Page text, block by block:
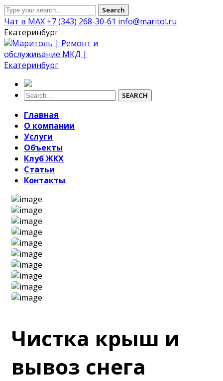
Search
Чат в MAX +7 (343) 268-30-61 info@maritol.ru
Екатеринбург
SEARCH
Главная
О компании
Услуги
Объекты
Клуб ЖКХ
Статьи
Контакты
Чистка крыш и
вывоз снега